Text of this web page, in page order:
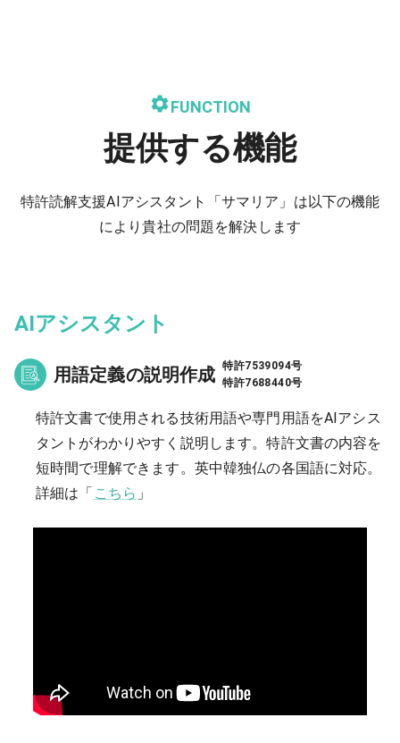
FUNCTION
提供する機能
特許読解支援AIアシスタント「サマリア」は以下の機能
により貴社の問題を解決します
AIアシスタント
用語定義の説明作成 特許7539094号
特許7688440号
特許文書で使⽤される技術⽤語や専⾨⽤語をAIアシス
タントがわかりやすく説明します。特許文書の内容を
短時間で理解できます。英中韓独仏の各国語に対応。
詳細は「 こちら 」